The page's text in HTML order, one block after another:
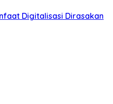
Digitalisasi Dirasakan